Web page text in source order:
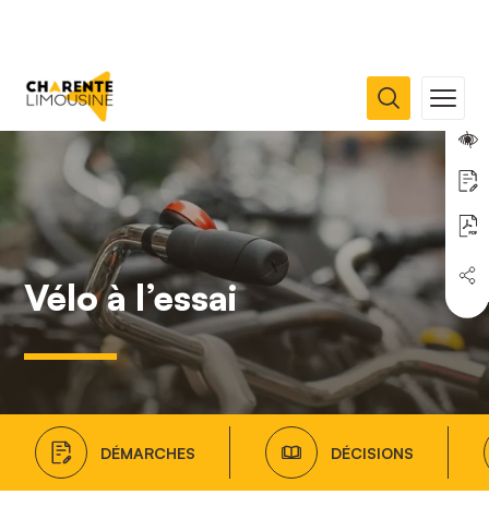
Vélo à l’essai
DÉMARCHES DÉCISIONS